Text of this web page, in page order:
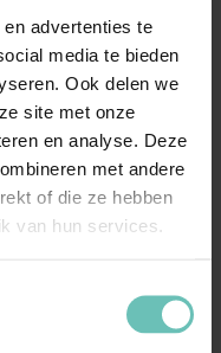
advertenties te
media te bieden
Ook delen we
site met onze
en analyse. Deze
met andere
of die ze hebben
van hun services.
te verkopen?
worden om
te verkopen of te
verkoop voor
kan in geen
voor zichzelf
verschillende